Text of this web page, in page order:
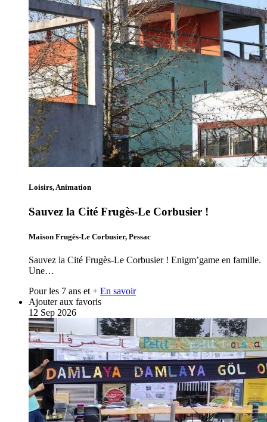
Loisirs, Animation
Sauvez la Cité Frugès-Le Corbusier !
Maison Frugès-Le Corbusier, Pessac
Sauvez la Cité Frugès-Le Corbusier ! Enigm’game en famille.
Une…
Pour les 7 ans et + En savoir
Ajouter aux favoris
12 Sep 2026